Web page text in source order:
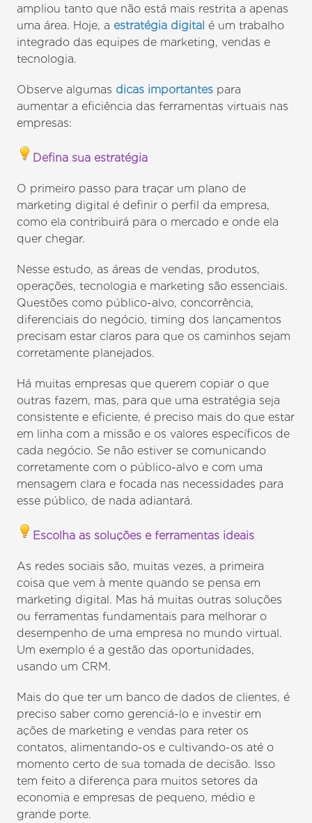
ampliou tanto que não está mais restrita a apenas
uma área. Hoje, a estratégia digital é um trabalho
integrado das equipes de marketing, vendas e
tecnologia.
Observe algumas dicas importantes para
aumentar a eficiência das ferramentas virtuais nas
empresas:
Defina sua estratégia
O primeiro passo para traçar um plano de
marketing digital é definir o perfil da empresa,
como ela contribuirá para o mercado e onde ela
quer chegar.
Nesse estudo, as áreas de vendas, produtos,
operações, tecnologia e marketing são essenciais.
Questões como público-alvo, concorrência,
diferenciais do negócio, timing dos lançamentos
precisam estar claros para que os caminhos sejam
corretamente planejados.
Há muitas empresas que querem copiar o que
outras fazem, mas, para que uma estratégia seja
consistente e eficiente, é preciso mais do que estar
em linha com a missão e os valores específicos de
cada negócio. Se não estiver se comunicando
corretamente com o público-alvo e com uma
mensagem clara e focada nas necessidades para
esse público, de nada adiantará.
Escolha as soluções e ferramentas ideais
As redes sociais são, muitas vezes, a primeira
coisa que vem à mente quando se pensa em
marketing digital. Mas há muitas outras soluções
ou ferramentas fundamentais para melhorar o
desempenho de uma empresa no mundo virtual.
Um exemplo é a gestão das oportunidades,
usando um CRM.
Mais do que ter um banco de dados de clientes, é
preciso saber como gerenciá-lo e investir em
ações de marketing e vendas para reter os
contatos, alimentando-os e cultivando-os até o
momento certo de sua tomada de decisão. Isso
tem feito a diferença para muitos setores da
economia e empresas de pequeno, médio e
grande porte.